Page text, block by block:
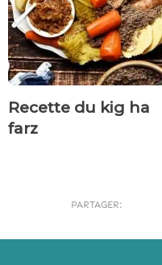
Recette du kig ha
farz
PARTAGER: